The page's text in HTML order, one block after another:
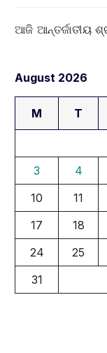
ଆଜି ଆନ୍ତର୍ଜାତୀୟ
August 2026
M T
3
4
10
11
17
18
24
25
31